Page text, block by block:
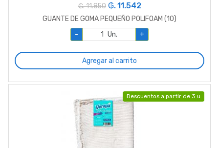
₲. 11.850 ₲. 11.542
GUANTE DE GOMA PEQUEÑO POLIFOAM (10)
-
Un. +
Agregar al carrito
Descuentos a partir de 3 u